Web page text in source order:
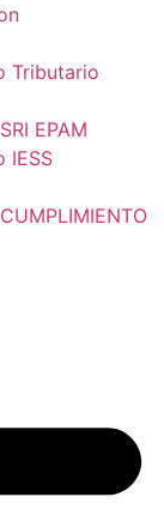
Tributario
EPAM
IESS